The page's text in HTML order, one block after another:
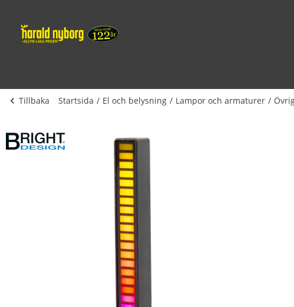
Tillbaka Startsida El och belysning Lampor och armaturer